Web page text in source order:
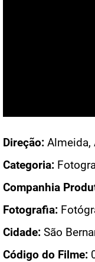
Direção: Almeida,
Categoria:
Companhia
Fotografia:
Cidade: São
Código do Filme: